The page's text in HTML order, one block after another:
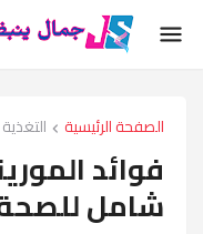
الصفحة الرئيسية
فوائد
شامل